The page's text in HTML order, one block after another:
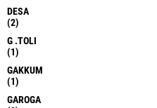
DESA
(2)
G .TOLI
(1)
GAKKUM
(1)
GAROGA